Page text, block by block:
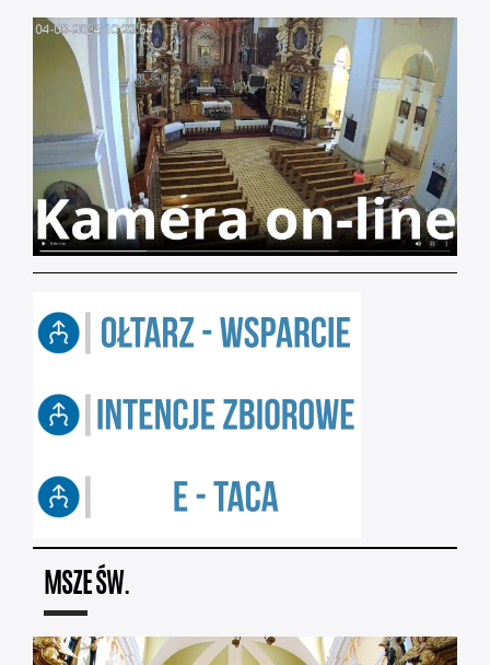
MSZE ŚW.